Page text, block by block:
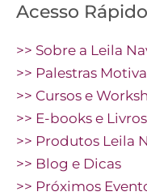
Acesso Rápido
>> Sobre a Leila
>> Palestras
>> Cursos e
>> E-books e
>> Produtos Leila
>> Blog e Dicas
>> Próximos